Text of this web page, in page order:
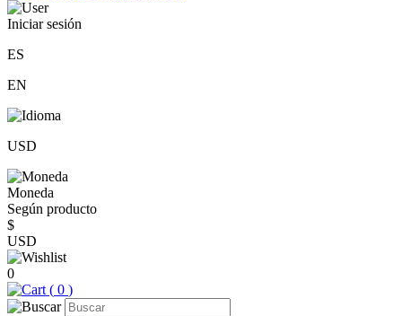
Iniciar sesión
ES
EN
USD
Moneda
Según producto
$
USD
0
( 0 )